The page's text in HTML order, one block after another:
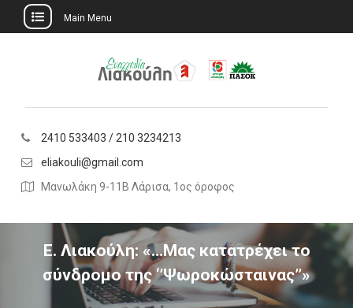
Main Menu
2410 533403 / 210 3234213
eliakouli@gmail.com
Μανωλάκη 9-11Β Λάρισα, 1ος όροφος
Ε. Λιακούλη: «…Μας κατατρέχει το
σύνδρομο της ‘’Ψωροκώσταινας’’»